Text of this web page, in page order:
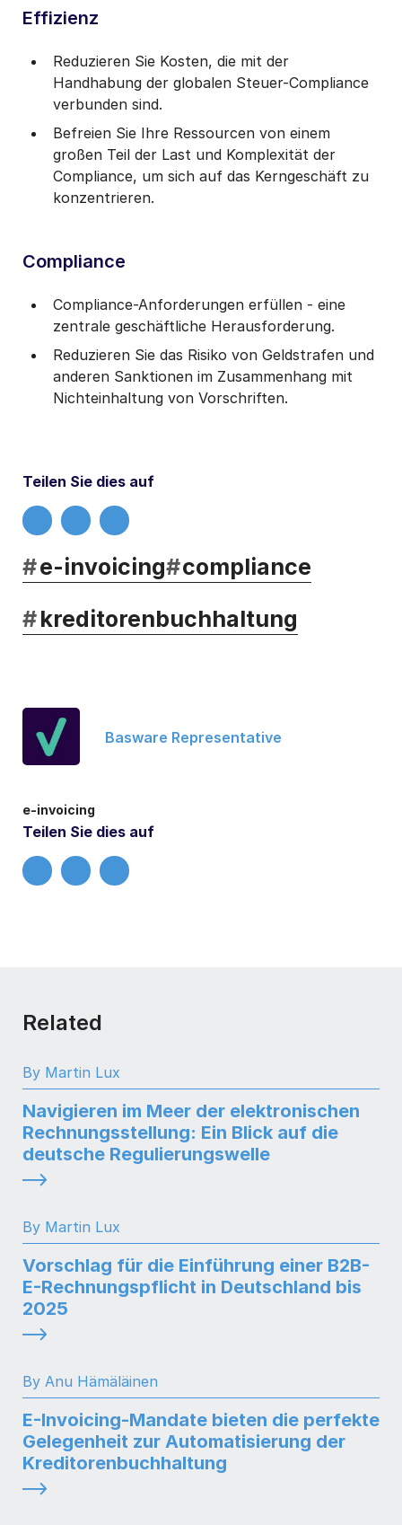
Effizienz
Reduzieren Sie Kosten, die mit der
Handhabung der globalen Steuer-Compliance
verbunden sind.
Befreien Sie Ihre Ressourcen von einem
großen Teil der Last und Komplexität der
Compliance, um sich auf das Kerngeschäft zu
konzentrieren.
Compliance
Compliance-Anforderungen erfüllen - eine
zentrale geschäftliche Herausforderung.
Reduzieren Sie das Risiko von Geldstrafen und
anderen Sanktionen im Zusammenhang mit
Nichteinhaltung von Vorschriften.
Teilen Sie dies auf
#e-invoicing#compliance
#kreditorenbuchhaltung
Basware Representative
e-invoicing
Teilen Sie dies auf
Related
By Martin Lux
Navigieren im Meer der elektronischen
Rechnungsstellung: Ein Blick auf die
deutsche Regulierungswelle
By Martin Lux
Vorschlag für die Einführung einer B2B-
E-Rechnungspflicht in Deutschland bis
2025
By Anu Hämäläinen
E-Invoicing-Mandate bieten die perfekte
Gelegenheit zur Automatisierung der
Kreditorenbuchhaltung